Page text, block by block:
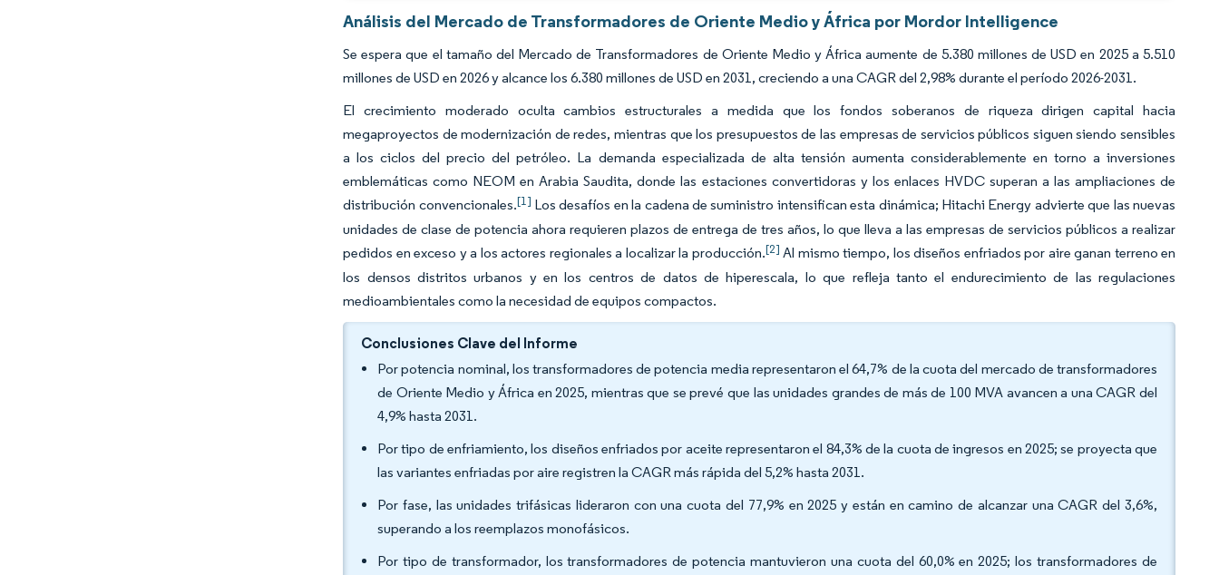
Análisis del Mercado de Transformadores de Oriente Medio y África por Mordor Intelligence
Se espera que el tamaño del Mercado de Transformadores de Oriente Medio y África aumente de 5.380 millones de USD en 2025 a 5.510
millones de USD en 2026 y alcance los 6.380 millones de USD en 2031, creciendo a una CAGR del 2,98% durante el período 2026-2031.
El crecimiento moderado oculta cambios estructurales a medida que los fondos soberanos de riqueza dirigen capital hacia
megaproyectos de modernización de redes, mientras que los presupuestos de las empresas de servicios públicos siguen siendo sensibles
a los ciclos del precio del petróleo. La demanda especializada de alta tensión aumenta considerablemente en torno a inversiones
emblemáticas como NEOM en Arabia Saudita, donde las estaciones convertidoras y los enlaces HVDC superan a las ampliaciones de
distribución convencionales.[1] Los desafíos en la cadena de suministro intensifican esta dinámica; Hitachi Energy advierte que las nuevas
unidades de clase de potencia ahora requieren plazos de entrega de tres años, lo que lleva a las empresas de servicios públicos a realizar
pedidos en exceso y a los actores regionales a localizar la producción.[2] Al mismo tiempo, los diseños enfriados por aire ganan terreno en
los densos distritos urbanos y en los centros de datos de hiperescala, lo que refleja tanto el endurecimiento de las regulaciones
medioambientales como la necesidad de equipos compactos.
Conclusiones Clave del Informe
Por potencia nominal, los transformadores de potencia media representaron el 64,7% de la cuota del mercado de transformadores
de Oriente Medio y África en 2025, mientras que se prevé que las unidades grandes de más de 100 MVA avancen a una CAGR del
4,9% hasta 2031.
Por tipo de enfriamiento, los diseños enfriados por aceite representaron el 84,3% de la cuota de ingresos en 2025; se proyecta que
las variantes enfriadas por aire registren la CAGR más rápida del 5,2% hasta 2031.
Por fase, las unidades trifásicas lideraron con una cuota del 77,9% en 2025 y están en camino de alcanzar una CAGR del 3,6%,
superando a los reemplazos monofásicos.
Por tipo de transformador, los transformadores de potencia mantuvieron una cuota del 60,0% en 2025; los transformadores de